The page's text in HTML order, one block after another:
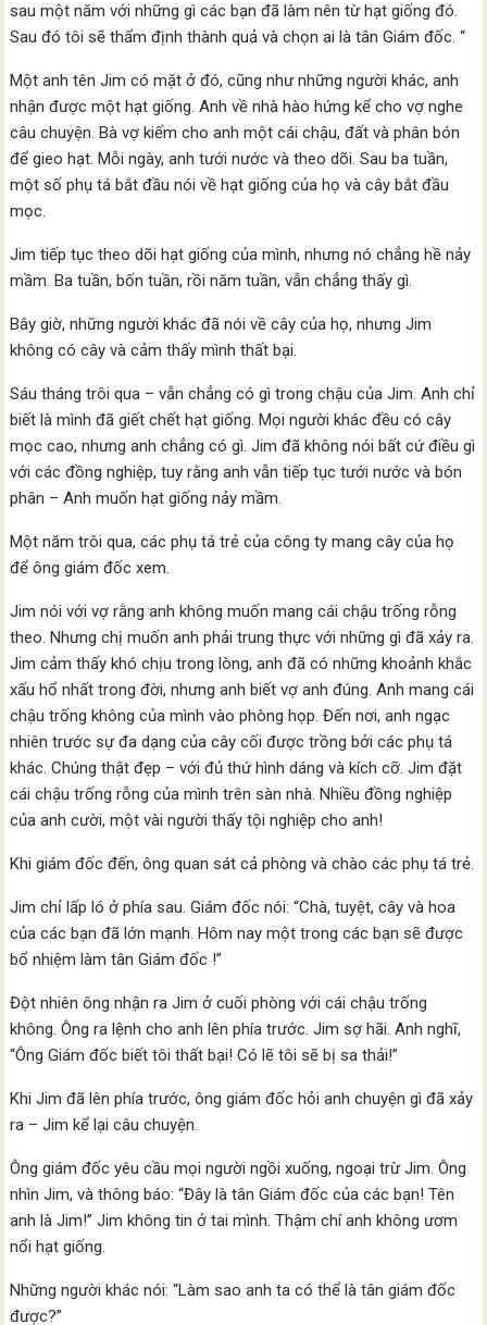
sau một năm với những gì các bạn đã làm nên từ hạt giống đó.
Sau đó tôi sẽ thẩm định thành quả và chọn ai là tân Giám đốc. “
Một anh tên Jim có mặt ở đó, cũng như những người khác, anh
nhận được một hạt giống. Anh về nhà hào hứng kể cho vợ nghe
câu chuyện. Bà vợ kiếm cho anh một cái chậu, đất và phân bón
để gieo hạt. Mỗi ngày, anh tưới nước và theo dõi. Sau ba tuần,
một số phụ tá bắt đầu nói về hạt giống của họ và cây bắt đầu
mọc.
Jim tiếp tục theo dõi hạt giống của mình, nhưng nó chẳng hề nảy
mầm. Ba tuần, bốn tuần, rồi năm tuần, vẫn chẳng thấy gì.
Bây giờ, những người khác đã nói về cây của họ, nhưng Jim
không có cây và cảm thấy mình thất bại.
Sáu tháng trôi qua – vẫn chẳng có gì trong chậu của Jim. Anh chỉ
biết là mình đã giết chết hạt giống. Mọi người khác đều có cây
mọc cao, nhưng anh chẳng có gì. Jim đã không nói bất cứ điều gì
với các đồng nghiệp, tuy rằng anh vẫn tiếp tục tưới nước và bón
phân – Anh muốn hạt giống nảy mầm.
Một năm trôi qua, các phụ tá trẻ của công ty mang cây của họ
để ông giám đốc xem.
Jim nói với vợ rằng anh không muốn mang cái chậu trống rỗng
theo. Nhưng chị muốn anh phải trung thực với những gì đã xảy ra.
Jim cảm thấy khó chịu trong lòng, anh đã có những khoảnh khắc
xấu hổ nhất trong đời, nhưng anh biết vợ anh đúng. Anh mang cái
chậu trống không của mình vào phòng họp. Đến nơi, anh ngạc
nhiên trước sự đa dạng của cây cối được trồng bởi các phụ tá
khác. Chúng thật đẹp – với đủ thứ hình dáng và kích cỡ. Jim đặt
cái chậu trống rỗng của mình trên sàn nhà. Nhiều đồng nghiệp
của anh cười, một vài người thấy tội nghiệp cho anh!
Khi giám đốc đến, ông quan sát cả phòng và chào các phụ tá trẻ.
Jim chỉ lấp ló ở phía sau. Giám đốc nói: “Chà, tuyệt, cây và hoa
của các bạn đã lớn mạnh. Hôm nay một trong các bạn sẽ được
bổ nhiệm làm tân Giám đốc !”
Đột nhiên ông nhận ra Jim ở cuối phòng với cái chậu trống
không. Ông ra lệnh cho anh lên phía trước. Jim sợ hãi. Anh nghĩ,
“Ông Giám đốc biết tôi thất bại! Có lẽ tôi sẽ bị sa thải!”
Khi Jim đã lên phía trước, ông giám đốc hỏi anh chuyện gì đã xảy
ra – Jim kể lại câu chuyện.
Ông giám đốc yêu cầu mọi người ngồi xuống, ngoại trừ Jim. Ông
nhìn Jim, và thông báo: “Đây là tân Giám đốc của các bạn! Tên
anh là Jim!” Jim không tin ở tai mình. Thậm chí anh không ươm
nổi hạt giống.
Những người khác nói: “Làm sao anh ta có thể là tân giám đốc
được?”